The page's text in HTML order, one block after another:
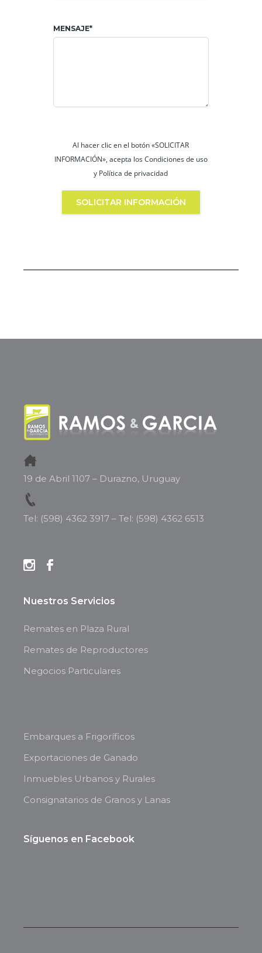
MENSAJE*
Al hacer clic en el botón «SOLICITAR
INFORMACIÓN», acepta los Condiciones de uso
y Política de privacidad
SOLICITAR INFORMACIÓN
19 de Abril 1107 – Durazno, Uruguay
Tel: (598) 4362 3917 –Tel: (598) 4362 6513
Nuestros Servicios
Remates en Plaza Rural
Remates de Reproductores
Negocios Particulares
Embarques a Frigoríficos
Exportaciones de Ganado
Inmuebles Urbanos y Rurales
Consignatarios de Granos y Lanas
Síguenos en Facebook